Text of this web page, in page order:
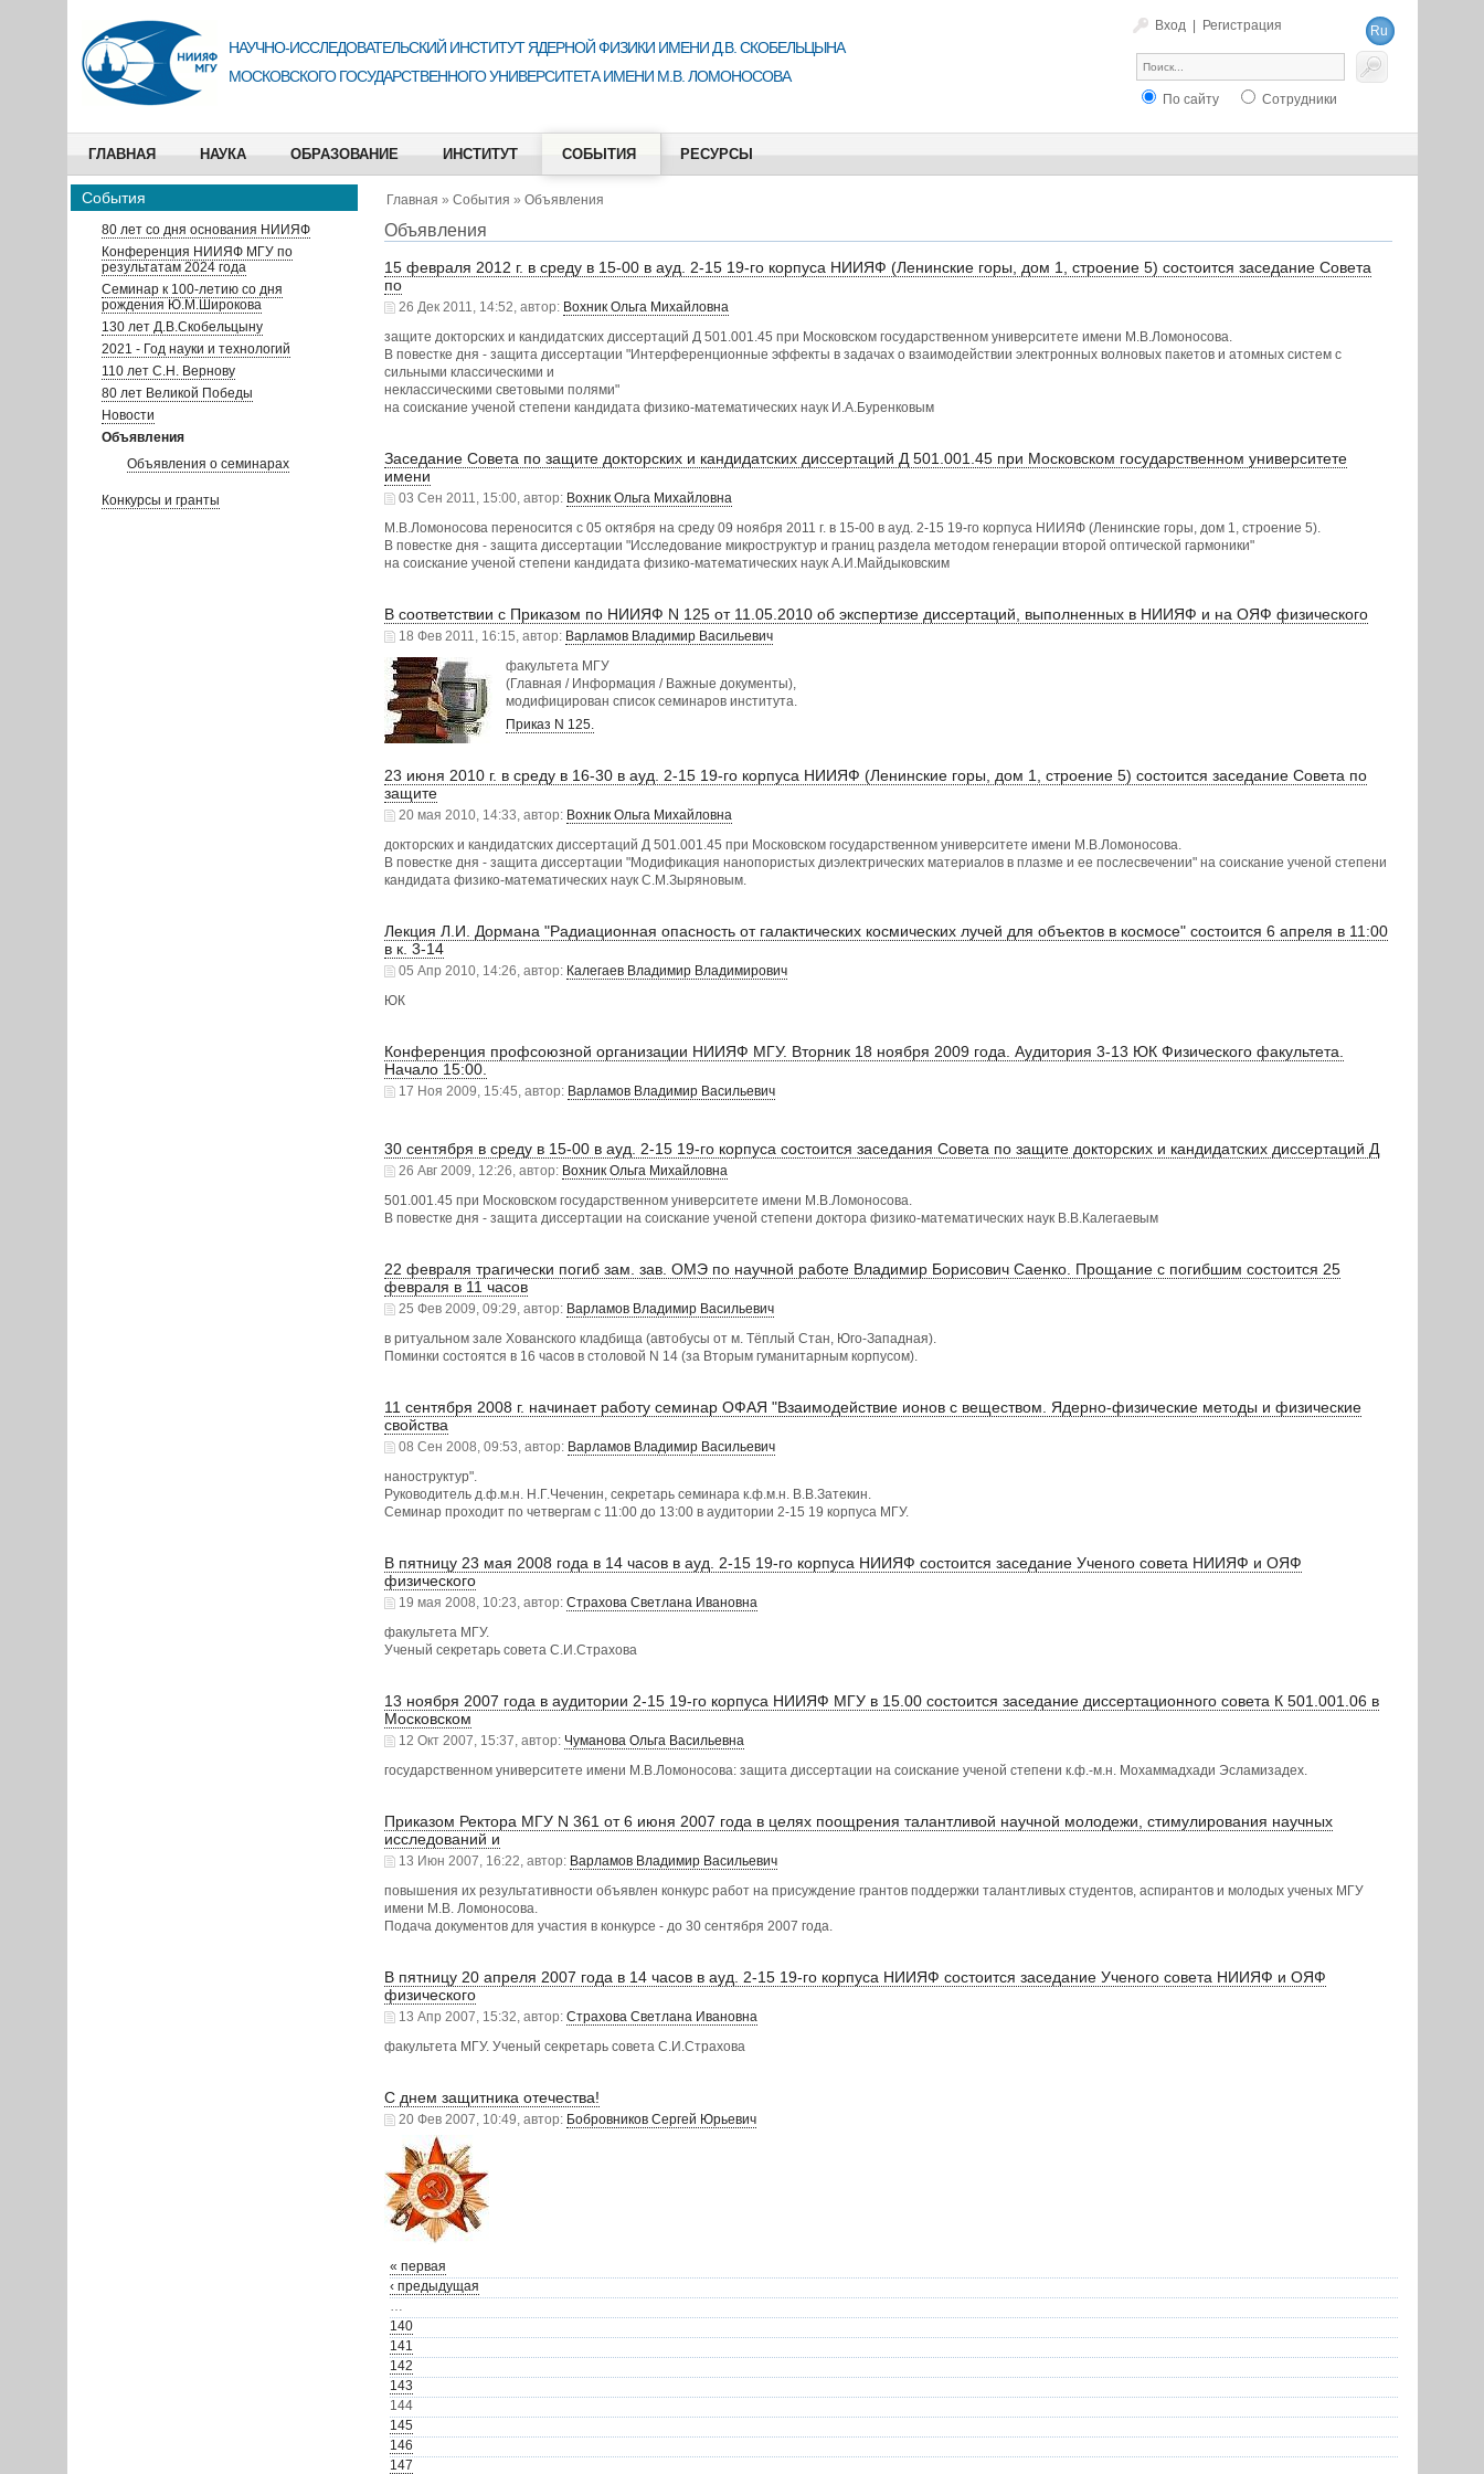
Вход Регистрация
Ru
En
НАУЧНО-ИССЛЕДОВАТЕЛЬСКИЙ ИНСТИТУТ ЯДЕРНОЙ ФИЗИКИ ИМЕНИ Д.В. СКОБЕЛЬЦЫНА
МОСКОВСКОГО ГОСУДАРСТВЕННОГО УНИВЕРСИТЕТА ИМЕНИ М.В. ЛОМОНОСОВА
По сайту Сотрудники
ГЛАВНАЯ НАУКА ОБРАЗОВАНИЕ ИНСТИТУТ СОБЫТИЯ РЕСУРСЫ
События
80 лет со дня основания НИИЯФ
Конференция НИИЯФ МГУ по
результатам 2024 года
Семинар к 100-летию со дня
рождения Ю.М.Широкова
130 лет Д.В.Скобельцыну
2021 - Год науки и технологий
110 лет С.Н. Вернову
80 лет Великой Победы
Новости
Объявления
Объявления о семинарах
Конкурсы и гранты
Главная » События » Объявления
Объявления
15 февраля 2012 г. в среду в 15-00 в ауд. 2-15 19-го корпуса НИИЯФ (Ленинские горы, дом 1, строение 5) состоится заседание Cовета
по
26 Дек 2011, 14:52, автор: Вохник Ольга Михайловна
защите докторских и кандидатских диссертаций Д 501.001.45 при Московском государственном университете имени М.В.Ломоносова.
В повестке дня - защита диссертации "Интерференционные эффекты в задачах о взаимодействии электронных волновых пакетов и атомных систем с
сильными классическими и
неклассическими световыми полями"
на соискание ученой степени кандидата физико-математических наук И.А.Буренковым
Заседание Cовета по защите докторских и кандидатских диссертаций Д 501.001.45 при Московском государственном университете
имени
03 Сен 2011, 15:00, автор: Вохник Ольга Михайловна
М.В.Ломоносова переносится с 05 октября на среду 09 ноября 2011 г. в 15-00 в ауд. 2-15 19-го корпуса НИИЯФ (Ленинские горы, дом 1, строение 5).
В повестке дня - защита диссертации "Исследование микроструктур и границ раздела методом генерации второй оптической гармоники"
на соискание ученой степени кандидата физико-математических наук А.И.Майдыковским
В соответствии с Приказом по НИИЯФ N 125 от 11.05.2010 об экспертизе диссертаций, выполненных в НИИЯФ и на ОЯФ физического
18 Фев 2011, 16:15, автор: Варламов Владимир Васильевич
факультета МГУ
(Главная / Информация / Важные документы),
модифицирован список семинаров института.
Приказ N 125.
23 июня 2010 г. в среду в 16-30 в ауд. 2-15 19-го корпуса НИИЯФ (Ленинские горы, дом 1, строение 5) состоится заседание Cовета по
защите
20 мая 2010, 14:33, автор: Вохник Ольга Михайловна
докторских и кандидатских диссертаций Д 501.001.45 при Московском государственном университете имени М.В.Ломоносова.
В повестке дня - защита диссертации "Модификация нанопористых диэлектрических материалов в плазме и ее послесвечении" на соискание ученой степени
кандидата физико-математических наук С.М.Зыряновым.
Лекция Л.И. Дормана "Радиационная опасность от галактических космических лучей для объектов в космосе" состоится 6 апреля в 11:00
в к. 3-14
05 Апр 2010, 14:26, автор: Калегаев Владимир Владимирович
ЮК
Конференция профсоюзной организации НИИЯФ МГУ. Вторник 18 ноября 2009 года. Аудитория 3-13 ЮК Физического факультета.
Начало 15:00.
17 Ноя 2009, 15:45, автор: Варламов Владимир Васильевич
30 сентября в среду в 15-00 в ауд. 2-15 19-го корпуса состоится заседания Cовета по защите докторских и кандидатских диссертаций Д
26 Авг 2009, 12:26, автор: Вохник Ольга Михайловна
501.001.45 при Московском государственном университете имени М.В.Ломоносова.
В повестке дня - защита диссертации на соискание ученой степени доктора физико-математических наук В.В.Калегаевым
22 февраля трагически погиб зам. зав. ОМЭ по научной работе Владимир Борисович Саенко. Прощание с погибшим состоится 25
февраля в 11 часов
25 Фев 2009, 09:29, автор: Варламов Владимир Васильевич
в ритуальном зале Хованского кладбища (автобусы от м. Тёплый Стан, Юго-Западная).
Поминки состоятся в 16 часов в столовой N 14 (за Вторым гуманитарным корпусом).
11 сентября 2008 г. начинает работу семинар ОФАЯ "Взаимодействие ионов с веществом. Ядерно-физические методы и физические
свойства
08 Сен 2008, 09:53, автор: Варламов Владимир Васильевич
наноструктур".
Руководитель д.ф.м.н. Н.Г.Чеченин, секретарь семинара к.ф.м.н. В.В.Затекин.
Семинар проходит по четвергам с 11:00 до 13:00 в аудитории 2-15 19 корпуса МГУ.
В пятницу 23 мая 2008 года в 14 часов в ауд. 2-15 19-го корпуса НИИЯФ состоится заседание Ученого совета НИИЯФ и ОЯФ
физического
19 мая 2008, 10:23, автор: Страхова Светлана Ивановна
факультета МГУ.
Ученый секретарь совета С.И.Страхова
13 ноября 2007 года в аудитории 2-15 19-го корпуса НИИЯФ МГУ в 15.00 состоится заседание диссертационного совета К 501.001.06 в
Московском
12 Окт 2007, 15:37, автор: Чуманова Ольга Васильевна
государственном университете имени М.В.Ломоносова: защита диссертации на соискание ученой степени к.ф.-м.н. Мохаммадхади Эсламизадех.
Приказом Ректора МГУ N 361 от 6 июня 2007 года в целях поощрения талантливой научной молодежи, стимулирования научных
исследований и
13 Июн 2007, 16:22, автор: Варламов Владимир Васильевич
повышения их результативности объявлен конкурс работ на присуждение грантов поддержки талантливых студентов, аспирантов и молодых ученых МГУ
имени М.В. Ломоносова.
Подача документов для участия в конкурсе - до 30 сентября 2007 года.
В пятницу 20 апреля 2007 года в 14 часов в ауд. 2-15 19-го корпуса НИИЯФ состоится заседание Ученого совета НИИЯФ и ОЯФ
физического
13 Апр 2007, 15:32, автор: Страхова Светлана Ивановна
факультета МГУ. Ученый секретарь совета С.И.Страхова
С днем защитника отечества!
20 Фев 2007, 10:49, автор: Бобровников Сергей Юрьевич
« первая
‹ предыдущая
…
140
141
142
143
144
145
146
147